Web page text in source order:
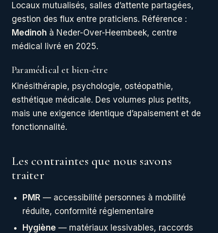
Locaux mutualisés, salles d’attente partagées,
gestion des flux entre praticiens. Référence :
Medinoh à Neder-Over-Heembeek, centre
médical livré en 2025.
Paramédical et bien-être
Kinésithérapie, psychologie, ostéopathie,
esthétique médicale. Des volumes plus petits,
mais une exigence identique d’apaisement et de
fonctionnalité.
Les contraintes que nous savons
traiter
PMR — accessibilité personnes à mobilité
réduite, conformité réglementaire
Hygiène — matériaux lessivables, raccords